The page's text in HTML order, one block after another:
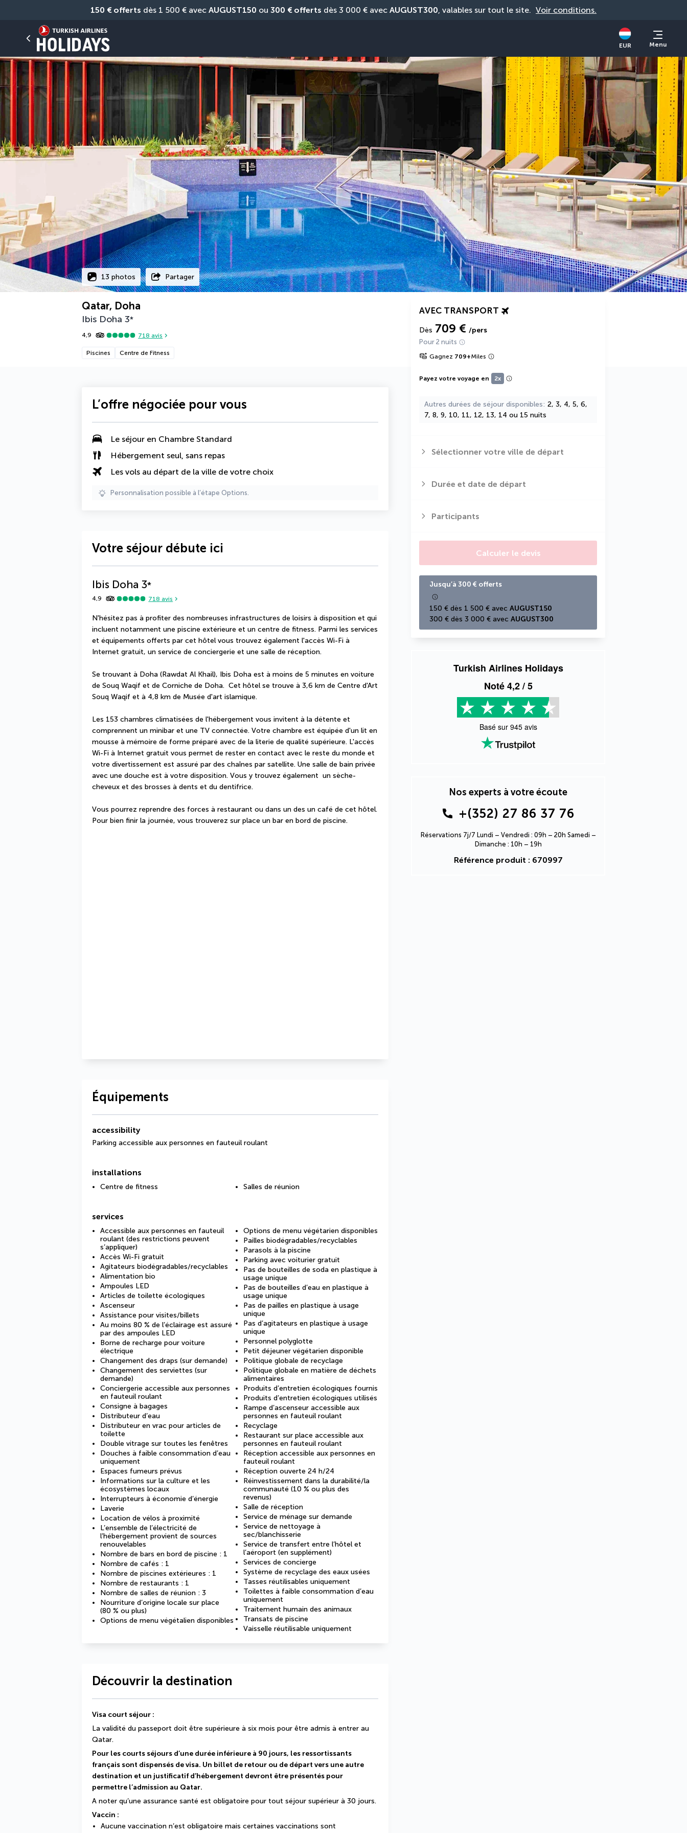
150 € offerts dès 1 500 € avec AUGUST150 ou 300 € offerts dès 3 000 € avec AUGUST300, valables sur tout le site. Voir conditions.
EUR Menu
13 photos Partager
Qatar, Doha
Ibis Doha 3*
4,9 718 avis
Piscines Centre de Fitness
AVEC TRANSPORT
Dès 709 € /pers
Pour 2 nuits
Gagnez 709+Miles
Payez votre voyage en 2x
Autres durées de séjour disponibles 2, 3, 4, 5, 6,
7, 8, 9, 10, 11, 12, 13, 14 ou 15 nuits
Sélectionner votre ville de départ
Durée et date de départ
Participants
Calculer le devis
Jusqu’à 300 € offerts
150 € dès 1 500 € avec AUGUST150
300 € dès 3 000 € avec AUGUST300
Turkish Airlines Holidays
Noté4,2/ 5
Basé sur 945avis
Nos experts à votre écoute
+(352) 27 86 37 76
Réservations 7j/7 Lundi – Vendredi : 09h – 20h Samedi –
Dimanche : 10h – 19h
Référence produit : 670997
L’offre négociée pour vous
Le séjour en Chambre Standard
Hébergement seul, sans repas
Les vols au départ de la ville de votre choix
Personnalisation possible à l’étape Options.
Votre séjour débute ici
Ibis Doha 3*
4,9 718 avis
N'hésitez pas à profiter des nombreuses infrastructures de loisirs à disposition et qui
incluent notamment une piscine extérieure et un centre de fitness. Parmi les services
et équipements offerts par cet hôtel vous trouvez également l'accès Wi-Fi à
Internet gratuit, un service de conciergerie et une salle de réception.
Se trouvant à Doha (Rawdat Al Khail), Ibis Doha est à moins de 5 minutes en voiture
de Souq Waqif et de Corniche de Doha.  Cet hôtel se trouve à 3,6 km de Centre d'Art
Souq Waqif et à 4,8 km de Musée d'art islamique.
Les 153 chambres climatisées de l'hébergement vous invitent à la détente et
comprennent un minibar et une TV connectée. Votre chambre est équipée d'un lit en
mousse à mémoire de forme préparé avec de la literie de qualité supérieure. L'accès
Wi-Fi à Internet gratuit vous permet de rester en contact avec le reste du monde et
votre divertissement est assuré par des chaînes par satellite. Une salle de bain privée
avec une douche est à votre disposition. Vous y trouvez également  un sèche-
cheveux et des brosses à dents et du dentifrice.
Vous pourrez reprendre des forces à restaurant ou dans un des un café de cet hôtel.
Pour bien finir la journée, vous trouverez sur place un bar en bord de piscine.
Équipements
accessibility
Parking accessible aux personnes en fauteuil roulant
installations
Centre de fitness Salles de réunion
services
Accessible aux personnes en fauteuil
roulant (des restrictions peuvent
s’appliquer)
Accès Wi-Fi gratuit
Agitateurs biodégradables/recyclables
Alimentation bio
Ampoules LED
Articles de toilette écologiques
Ascenseur
Assistance pour visites/billets
Au moins 80 % de l’éclairage est assuré
par des ampoules LED
Borne de recharge pour voiture
électrique
Changement des draps (sur demande)
Changement des serviettes (sur
demande)
Conciergerie accessible aux personnes
en fauteuil roulant
Consigne à bagages
Distributeur d’eau
Distributeur en vrac pour articles de
toilette
Double vitrage sur toutes les fenêtres
Douches à faible consommation d’eau
uniquement
Espaces fumeurs prévus
Informations sur la culture et les
écosystèmes locaux
Interrupteurs à économie d’énergie
Laverie
Location de vélos à proximité
L’ensemble de l’électricité de
l’hébergement provient de sources
renouvelables
Nombre de bars en bord de piscine : 1
Nombre de cafés : 1
Nombre de piscines extérieures : 1
Nombre de restaurants : 1
Nombre de salles de réunion : 3
Nourriture d’origine locale sur place
(80 % ou plus)
Options de menu végétalien disponibles
Options de menu végétarien disponibles
Pailles biodégradables/recyclables
Parasols à la piscine
Parking avec voiturier gratuit
Pas de bouteilles de soda en plastique à
usage unique
Pas de bouteilles d’eau en plastique à
usage unique
Pas de pailles en plastique à usage
unique
Pas d’agitateurs en plastique à usage
unique
Personnel polyglotte
Petit déjeuner végétarien disponible
Politique globale de recyclage
Politique globale en matière de déchets
alimentaires
Produits d’entretien écologiques fournis
Produits d’entretien écologiques utilisés
Rampe d’ascenseur accessible aux
personnes en fauteuil roulant
Recyclage
Restaurant sur place accessible aux
personnes en fauteuil roulant
Réception accessible aux personnes en
fauteuil roulant
Réception ouverte 24 h/24
Réinvestissement dans la durabilité/la
communauté (10 % ou plus des
revenus)
Salle de réception
Service de ménage sur demande
Service de nettoyage à
sec/blanchisserie
Service de transfert entre l’hôtel et
l’aéroport (en supplément)
Services de concierge
Système de recyclage des eaux usées
Tasses réutilisables uniquement
Toilettes à faible consommation d’eau
uniquement
Traitement humain des animaux
Transats de piscine
Vaisselle réutilisable uniquement
Découvrir la destination
Visa court séjour :
La validité du passeport doit être supérieure à six mois pour être admis à entrer au
Qatar.
Pour les courts séjours d’une durée inférieure à 90 jours, les ressortissants
français sont dispensés de visa. Un billet de retour ou de départ vers une autre
destination et un justificatif d’hébergement devront être présentés pour
permettre l’admission au Qatar.
A noter qu’une assurance santé est obligatoire pour tout séjour supérieur à 30 jours.
Vaccin :
Aucune vaccination n’est obligatoire mais certaines vaccinations sont